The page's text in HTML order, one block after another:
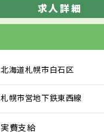
求人詳細
北海道札幌市白石区
札幌市営地下鉄東西線
実費支給